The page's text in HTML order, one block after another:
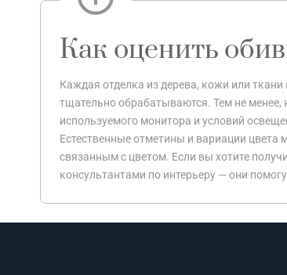
Как оценить
Каждая отделка из дерева, кожи или
тщательно обрабатываются. Тем не менее,
используемого монитора и условий
Естественные отметины и вариации
связанным с цветом. Если вы хотите
консультантами по интерьеру — они